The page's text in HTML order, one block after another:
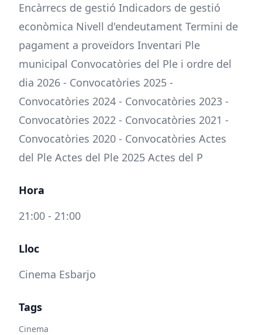
Encàrrecs de gestió Indicadors de gestió
econòmica Nivell d'endeutament Termini de
pagament a proveïdors Inventari Ple
municipal Convocatòries del Ple i ordre del
dia 2026 - Convocatòries 2025 -
Convocatòries 2024 - Convocatòries 2023 -
Convocatòries 2022 - Convocatòries 2021 -
Convocatòries 2020 - Convocatòries Actes
del Ple Actes del Ple 2025 Actes del P
Hora
21:00 - 21:00
Lloc
Cinema Esbarjo
Tags
Cinema